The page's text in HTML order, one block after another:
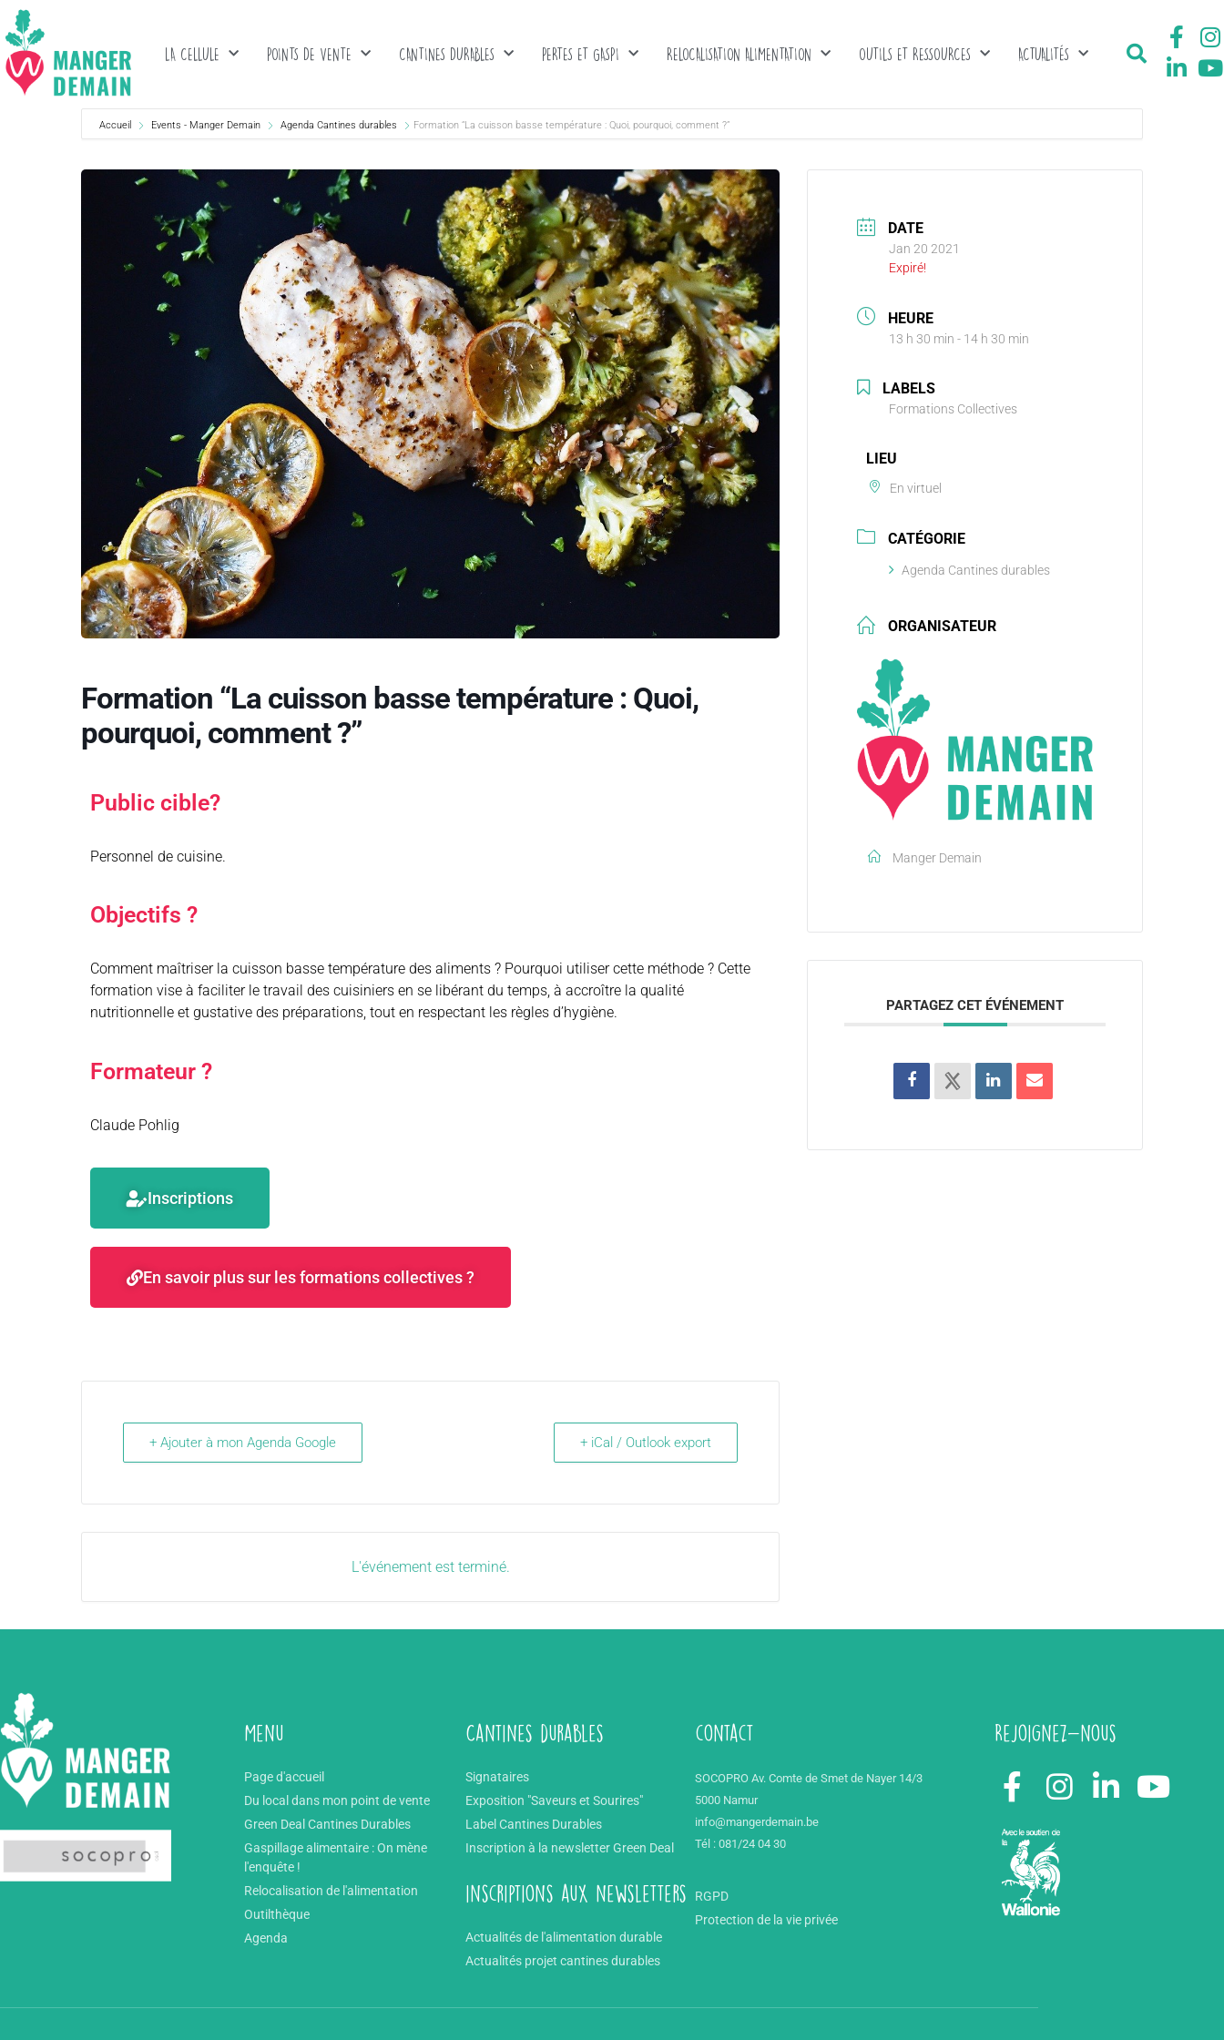
LA CELLULE POINTS DE VENTE CANTINES DURABLES PERTES ET GASPI RELOCALISATION ALIMENTATION OUTILS ET RESSOURCES ACTUALITÉS
Accueil Events - Manger Demain Agenda Cantines durables Formation “La cuisson basse température : Quoi, pourquoi, comment ?”
Formation “La cuisson basse température : Quoi,
pourquoi, comment ?”
Public cible?
Personnel de cuisine.
Objectifs ?
Comment maîtriser la cuisson basse température des aliments ? Pourquoi utiliser cette méthode ? Cette
formation vise à faciliter le travail des cuisiniers en se libérant du temps, à accroître la qualité
nutritionnelle et gustative des préparations, tout en respectant les règles d’hygiène.
Formateur ?
Claude Pohlig
Inscriptions
En savoir plus sur les formations collectives ?
+ Ajouter à mon Agenda Google + iCal / Outlook export
L'événement est terminé.
DATE
Jan 20 2021
Expiré!
HEURE
13 h 30 min - 14 h 30 min
LABELS
Formations Collectives
LIEU
En virtuel
CATÉGORIE
Agenda Cantines durables
ORGANISATEUR
Manger Demain
PARTAGEZ CET ÉVÉNEMENT
Menu
Page d'accueil
Du local dans mon point de vente
Green Deal Cantines Durables
Gaspillage alimentaire : On mène
l'enquête !
Relocalisation de l'alimentation
Outilthèque
Agenda
Cantines durables
Signataires
Exposition "Saveurs et Sourires"
Label Cantines Durables
Inscription à la newsletter Green Deal
inscriptions aux newsletters
Actualités de l'alimentation durable
Actualités projet cantines durables
contact
SOCOPRO Av. Comte de Smet de Nayer 14/3
5000 Namur
info@mangerdemain.be
Tél : 081/24 04 30
RGPD
Protection de la vie privée
Rejoignez-nous